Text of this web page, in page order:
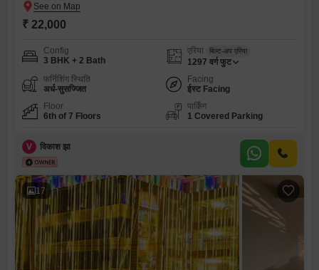
₹ 22,000
Config
3 BHK + 2 Bath
एरिया बिल्ट-अप एरिया
1297 वर्ग फुट
फर्निशिंग स्थिति
अर्ध-सुसज्जित
Facing
ईस्ट Facing
Floor
6th of 7 Floors
पार्किंग
1 Covered Parking
V विकाश झा
17